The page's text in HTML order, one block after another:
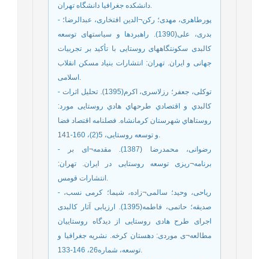
دانشکده جغرافیا دانشگاه تهران.
- پورطاهری، مهدی؛ رکن¬الدین افتخاری، عبدالرضا؛
بدری، علی(1390). راهبردها و سیاستهای توسعه
کالبدی سکونتگاههای روستایی با تأکید بر تجربیات
جهانی و ایران. تهران: انتشارات بنیاد مسکن انقلاب
اسلامی.
- توکلی، جعفر؛ رزلاسری، اکرم(1395). تحلیل اثرات
کالبدي و اقتصادي طرحهاي هادي روستایی مورد:
روستاهاي شهرستان کرمانشاه. فصلنامه اقتصاد فضا
و توسعه روستایی، 5(2)، 160-141.
- رضوانی، محمدرضا (1387). مقدمه¬ای بر
برنامه¬ریزی توسعه روستایی در ایران. تهران:
انتشارات قومس.
- ریاحی، وحید؛ سالمی¬زاده، شیما؛ کرمی نسب،
صدیقه؛ حاتمی، فاطمه(1395). ارزیابی آثار کالبدی
اجرای طرح هادی روستایی از دیدگاه روستاییان
مطالعه¬ی موردی: دهستان کرخه. نشريه جغرافیا و
توسعه، شماره26، 146-133.